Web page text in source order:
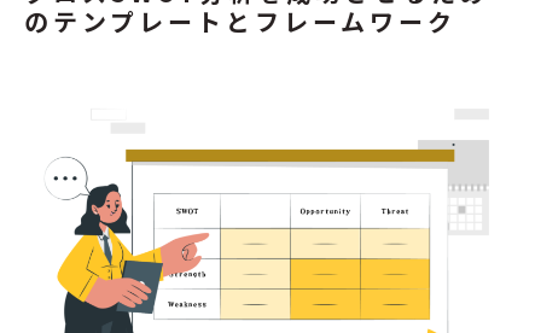
のテンプレートとフレームワーク